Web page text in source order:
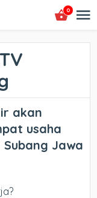
0
akan
usaha
Jawa